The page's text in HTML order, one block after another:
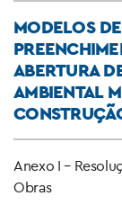
MODELOS
ABERTURA
AMBIENTAL
Anexo I –
Obras